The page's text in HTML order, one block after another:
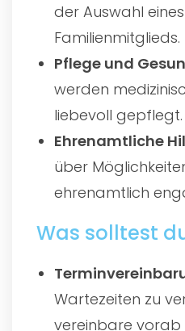
der Auswahl
Familienmitglieds.
Pflege und
werden
liebevoll gepflegt.
Ehrenamtliche
über
ehrenamtlich
Was solltest
Wartezeiten zu
vereinbare vorab